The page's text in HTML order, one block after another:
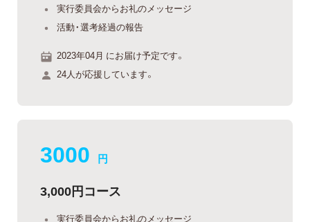
実行委員会からお礼のメッセージ
活動・選考経過の報告
2023年04月 にお届け予定です。
24人が応援しています。
3000 円
3,000円コース
実行委員会からお礼のメッセージ